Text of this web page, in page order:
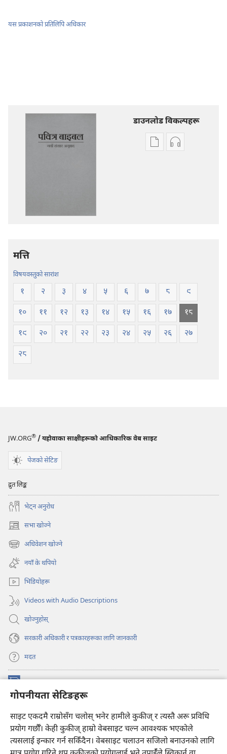
गोपनीयता सेटिङहरू
साइट एकदमै राम्रोसँग चलोस् भनेर हामीले कुकीज् र त्यस्तै अरू प्रविधि
प्रयोग गर्छौँ। केही कुकीज्‌ हाम्रो वेबसाइट चल्न आवश्यक भएकोले
त्यसलाई इन्कार गर्न सकिँदैन। वेबसाइट चलाउन सजिलो बनाउनको लागि
यस प्रकाशनको प्रतिलिपि अधिकार
डाउनलोड विकल्पहरू
प्रकाशन अडियो
मत्ति
विषयवस्तुको सारांश
१ २ ३ ४ ५ ६ ७ ८
९
१०
११ १२ १३ १४ १५ १६ १७
१८
१९
२० २१ २२ २३ २४ २५ २६
२७
२८
JW.ORG® / यहोवाका साक्षीहरूको आधिकारिक वेब साइट
पेजको सेटिङ
द्रुत लिङ्क
भेट्‌न अनुरोध
सभा खोज्ने
(ब्राउजरको
अर्को
ट्याबमा
नयाँ
पृष्ठ
खुल्नेछ)
अधिवेशन खोज्ने
(ब्राउजरको
अर्को
ट्याबमा
नयाँ
पृष्ठ
खुल्नेछ)
नयाँ के थपियो
भिडियोहरू
Videos with Audio Descriptions
खोज्नुहोस्‌
सरकारी अधिकारी र पत्रकारहरूका लागि जानकारी
मदत
(ब्राउजरको
अर्को
नयाँ
पृष्ठ
प्रहरीधरहरा अनलाइन लाइब्रेरी
(ब्राउजरको
अर्को
नयाँ
JW Hub ®
(ब्राउजरको
अर्को